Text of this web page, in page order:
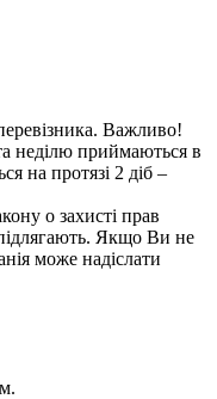
Важливо!
неділю приймаються в
на протязі 2 діб –
о захисті прав
Якщо Ви не
може надіслати